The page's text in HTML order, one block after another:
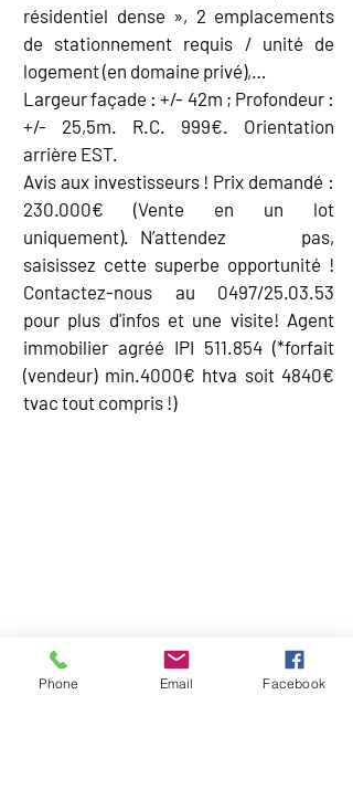
résidentiel dense », 2 emplacements
de stationnement requis / unité de
logement (en domaine privé),…
Largeur façade : +/- 42m ; Profondeur :
+/- 25,5m. R.C. 999€. Orientation
arrière EST.
Avis aux investisseurs ! Prix demandé :
230.000€ (Vente en un lot
uniquement). N’attendez pas,
saisissez cette superbe opportunité !
Contactez-nous au 0497/25.03.53
pour plus d'infos et une visite! Agent
immobilier agréé IPI 511.854 (*forfait
(vendeur) min.4000€ htva soit 4840€
tvac tout compris !)
Phone Email Facebook